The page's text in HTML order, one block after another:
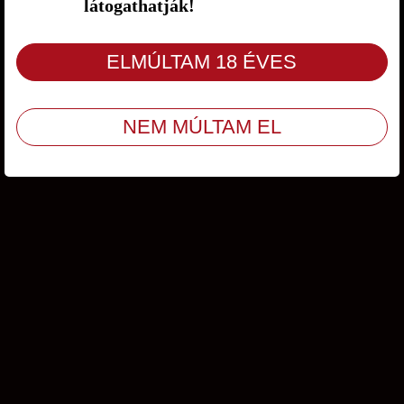
Ügyfélszolgálat/ÁSZF/Adatvédelem
© Copyright 2009 - 2026 Amity Kft. Minden jog fenntartva
látogathatják!